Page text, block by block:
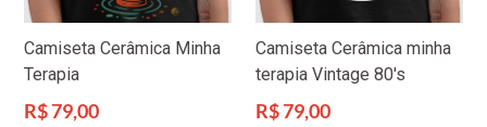
Camiseta Cerâmica Minha
Terapia
Preço
R$ 79,00
Camiseta Cerâmica minha
terapia Vintage 80's
Preço
R$ 79,00